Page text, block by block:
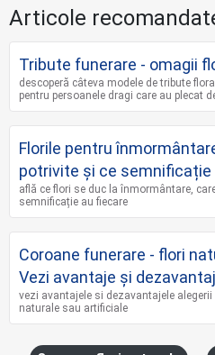
Articole
Tribute funerare - omagii
descoperă câteva modele de tribute
pentru persoanele dragi care au plecat
Florile pentru
potrivite și ce semnificație
află ce flori se duc la înmormântare,
semnificație au fiecare
Coroane funerare - flori
Vezi avantaje și
vezi avantajele si dezavantajele
naturale sau artificiale